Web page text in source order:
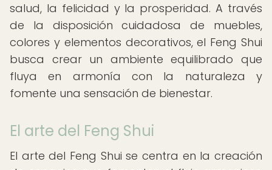
salud, la felicidad y la prosperidad. A través
de la disposición cuidadosa de muebles,
colores y elementos decorativos, el Feng Shui
busca crear un ambiente equilibrado que
fluya en armonía con la naturaleza y
fomente una sensación de bienestar.
El arte del Feng Shui
El arte del Feng Shui se centra en la creación